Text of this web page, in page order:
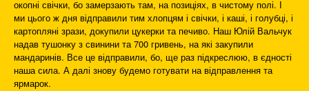
окопні свічки, бо замерзають там, на позиціях, в чистому полі. І
ми цього ж дня відправили тим хлопцям і свічки, і каші, і голубці, і
картопляні зрази, докупили цукерки та печиво. Наш Юлій Вальчук
надав тушонку з свинини та 700 гривень, на які закупили
мандаринів. Все це відправили, бо, ще раз підкреслюю, в єдності
наша сила. А далі знову будемо готувати на відправлення та
ярмарок.